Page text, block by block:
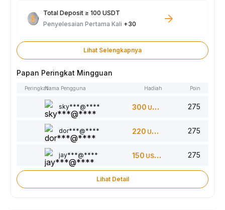
Total Deposit ≥ 100 USDT
Penyelesaian Pertama Kali +30
Lihat Selengkapnya
Papan Peringkat Mingguan
PeringkatNama Pengguna Hadiah Poin
sky***@**** 300 USDT 275
dor***@**** 220 USDT 275
jay***@**** 150 USDT 275
Lihat Detail